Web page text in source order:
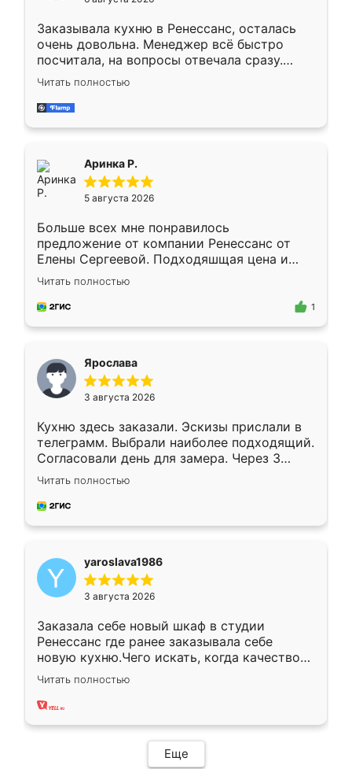
Заказывала кухню в Ренессанс, осталась
очень довольна. Менеджер всё быстро
посчитала, на вопросы отвечала сразу.
Замерщик приехал в субботу, подошёл к
делу со всей ответственностью. Собрали
за день, ребята работали аккуратно, даже
Читать полностью
Аринка Р.
5 августа 2026
Больше всех мне понравилось
предложение от компании Ренессанс от
Елены Сергеевой. Подходяшщая цена и
короткие сроки изготовления. Приехавший
для замера сотрудник Владислав
предложил по моему эскизу самый
Читать полностью
1
Ярослава
3 августа 2026
Кухню здесь заказали. Эскизы прислали в
телеграмм. Выбрали наиболее подходящий.
Согласовали день для замера. Через 3
недели кухня была уже готова. Остались
довольны работой. Спасибо Ренессанс
мебель за качественную работу!
Читать полностью
yaroslava1986
3 августа 2026
Заказала себе новый шкаф в студии
Ренессанс где ранее заказывала себе
новую кухню.Чего искать, когда качеством
вполне довольна. Служит кухня уже почти
два года, нареканий нет.
Читать полностью
Еще